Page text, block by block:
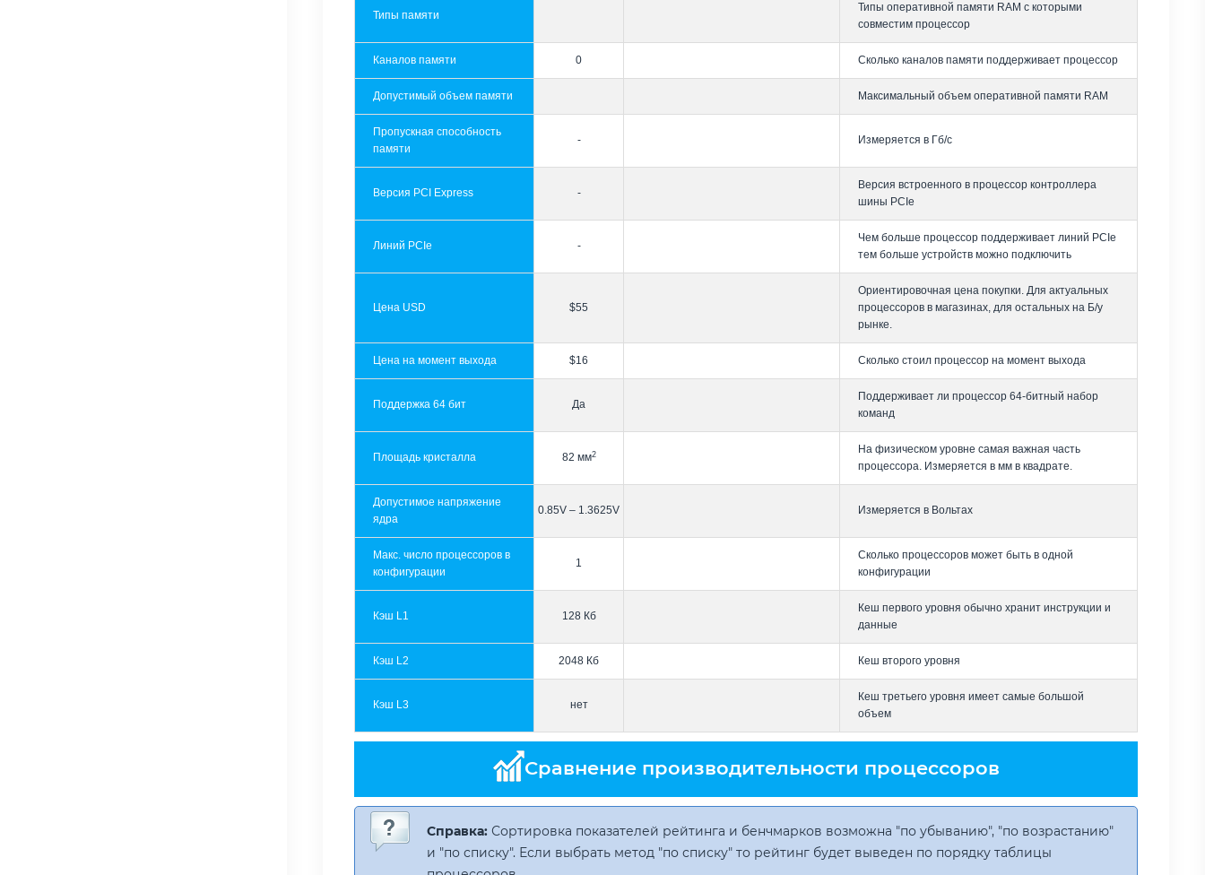
Типы памяти
Типы оперативной памяти RAM с которыми
совместим процессор
Каналов памяти 0 Сколько каналов памяти поддерживает процессор
Допустимый объем памяти Максимальный объем оперативной памяти RAM
Пропускная способность
памяти
- Измеряется в Гб/с
Версия PCI Express -
Версия встроенного в процессор контроллера
шины PCIe
Линий PCIe -
Чем больше процессор поддерживает линий PCIe
тем больше устройств можно подключить
Цена USD $55
Ориентировочная цена покупки. Для актуальных
процессоров в магазинах, для остальных на Б/у
рынке.
Цена на момент выхода $16 Сколько стоил процессор на момент выхода
Поддержка 64 бит Да
Поддерживает ли процессор 64-битный набор
команд
Площадь кристалла 82 мм2
На физическом уровне самая важная часть
процессора. Измеряется в мм в квадрате.
Допустимое напряжение
ядра
0.85V – 1.3625V Измеряется в Вольтах
Макс. число процессоров в
конфигурации
1
Сколько процессоров может быть в одной
конфигурации
Кэш L1 128 Кб
Кеш первого уровня обычно хранит инструкции и
данные
Кэш L2 2048 Кб Кеш второго уровня
Кэш L3 нет
Кеш третьего уровня имеет самые большой
объем
Сравнение производительности процессоров
Справка: Сортировка показателей рейтинга и бенчмарков возможна "по убыванию", "по возрастанию"
и "по списку". Если выбрать метод "по списку" то рейтинг будет выведен по порядку таблицы